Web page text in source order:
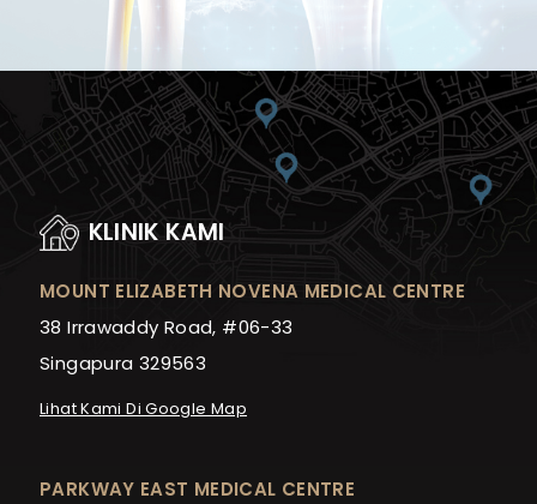
KLINIK KAMI
MOUNT ELIZABETH NOVENA MEDICAL CENTRE
38 Irrawaddy Road, #06-33
Singapura 329563
Lihat Kami Di Google Map
PARKWAY EAST MEDICAL CENTRE